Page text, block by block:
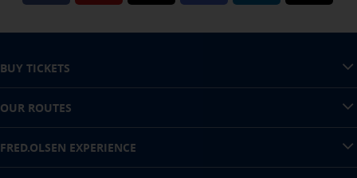
BUY TICKETS
OUR ROUTES
FRED.OLSEN EXPERIENCE